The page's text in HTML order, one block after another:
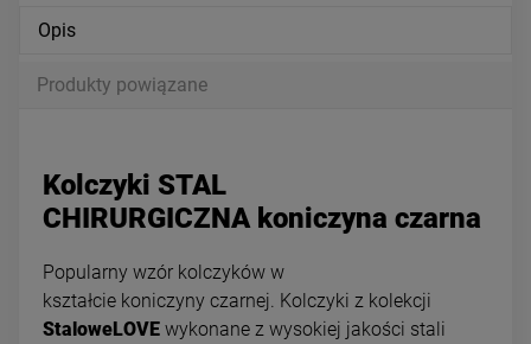
Opis
Produkty powiązane
Kolczyki STAL
CHIRURGICZNA koniczyna czarna
Popularny wzór kolczyków w
kształcie koniczyny czarnej. Kolczyki z kolekcji
StaloweLOVE wykonane z wysokiej jakości stali